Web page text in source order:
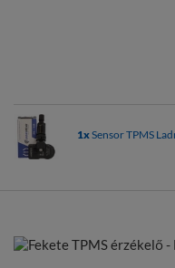
1xSensor TPMS